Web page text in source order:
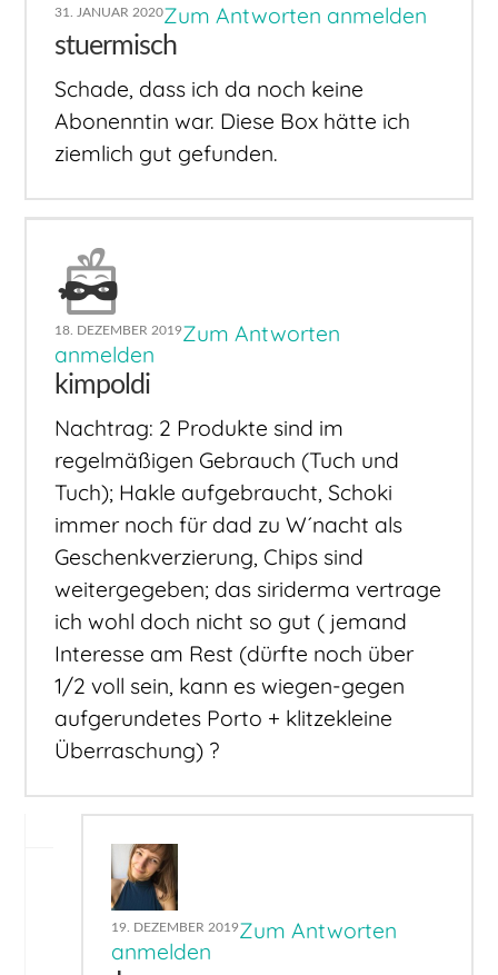
31. JANUAR 2020Zum Antworten anmelden
stuermisch
Schade, dass ich da noch keine
Abonenntin war. Diese Box hätte ich
ziemlich gut gefunden.
18. DEZEMBER 2019Zum Antworten
anmelden
kimpoldi
Nachtrag: 2 Produkte sind im
regelmäßigen Gebrauch (Tuch und
Tuch); Hakle aufgebraucht, Schoki
immer noch für dad zu W´nacht als
Geschenkverzierung, Chips sind
weitergegeben; das siriderma vertrage
ich wohl doch nicht so gut ( jemand
Interesse am Rest (dürfte noch über
1/2 voll sein, kann es wiegen-gegen
aufgerundetes Porto + klitzekleine
Überraschung) ?
19. DEZEMBER 2019Zum Antworten
anmelden